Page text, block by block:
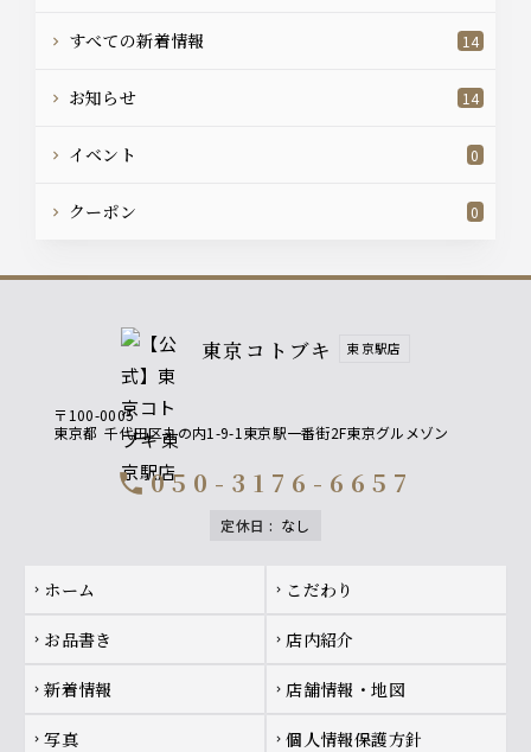
すべての新着情報 14
お知らせ 14
イベント 0
クーポン 0
東京コトブキ 東京駅店
〒100-0005
東京都 千代田区丸の内1-9-1東京駅一番街2F東京グルメゾン
call050-3176-6657
定休日 : なし
Footer navigation
chevron_right ホーム chevron_right こだわり
chevron_right お品書き chevron_right 店内紹介
chevron_right 新着情報 chevron_right 店舗情報・地図
chevron_right 写真 chevron_right 個人情報保護方針